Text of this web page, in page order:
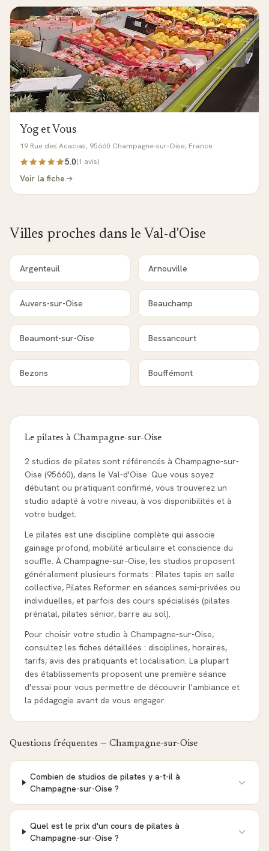
Yog et Vous
19 Rue des Acacias, 95660 Champagne-sur-Oise, France
5.0(1 avis)
Voir la fiche
Villes proches dans le Val-d'Oise
Argenteuil Arnouville
Auvers-sur-Oise Beauchamp
Beaumont-sur-Oise Bessancourt
Bezons Bouffémont
Le pilates à Champagne-sur-Oise
2 studios de pilates sont référencés à Champagne-sur-
Oise (95660), dans le Val-d'Oise. Que vous soyez
débutant ou pratiquant confirmé, vous trouverez un
studio adapté à votre niveau, à vos disponibilités et à
votre budget.
Le pilates est une discipline complète qui associe
gainage profond, mobilité articulaire et conscience du
souffle. À Champagne-sur-Oise, les studios proposent
généralement plusieurs formats : Pilates tapis en salle
collective, Pilates Reformer en séances semi-privées ou
individuelles, et parfois des cours spécialisés (pilates
prénatal, pilates sénior, barre au sol).
Pour choisir votre studio à Champagne-sur-Oise,
consultez les fiches détaillées : disciplines, horaires,
tarifs, avis des pratiquants et localisation. La plupart
des établissements proposent une première séance
d'essai pour vous permettre de découvrir l'ambiance et
la pédagogie avant de vous engager.
Questions fréquentes — Champagne-sur-Oise
Combien de studios de pilates y a-t-il à
Champagne-sur-Oise ?
Quel est le prix d'un cours de pilates à
Champagne-sur-Oise ?